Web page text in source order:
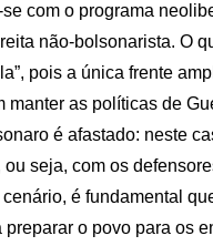
com o programa
não-bolsonarista. O
pois a única frente
as políticas de
é afastado: neste
seja, com os
é fundamental
o povo para os